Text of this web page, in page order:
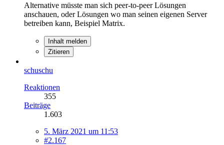
Alternative müsste man sich peer-to-peer Lösungen
anschauen, oder Lösungen wo man seinen eigenen Server
betreiben kann, Beispiel Matrix.
Inhalt melden
Zitieren
schuschu
Reaktionen
355
Beiträge
1.603
5. März 2021 um 11:53
#2.167